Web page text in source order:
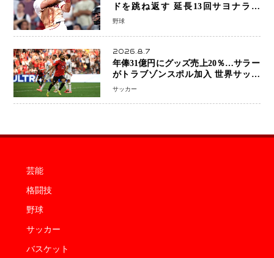
ドを跳ね返す 延長13回サヨナラ勝
ち 吉田正尚選手も2安打1打点で貢献 4
野球
2026.8.7
年俸31億円にグッズ売上20％…サラー
がトラブゾンスポル加入 世界サッカ
ーは「五大リーグ一強」から新時代へ
サッカー
芸能
格闘技
野球
サッカー
バスケット